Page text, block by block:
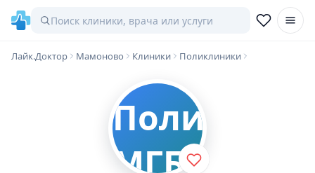
Лайк.Доктор Мамоново Клиники Поликлиники